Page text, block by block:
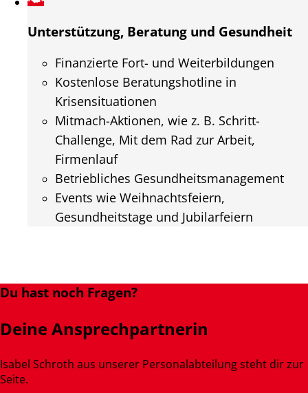
Unterstützung, Beratung und Gesundheit
Finanzierte Fort- und Weiterbildungen
Kostenlose Beratungshotline in
Krisensituationen
Mitmach-Aktionen, wie z. B. Schritt-
Challenge, Mit dem Rad zur Arbeit,
Firmenlauf
Betriebliches Gesundheitsmanagement
Events wie Weihnachtsfeiern,
Gesundheitstage und Jubilarfeiern
Du hast noch Fragen?
Deine Ansprechpartnerin
Isabel Schroth aus unserer Personalabteilung steht dir zur
Seite.